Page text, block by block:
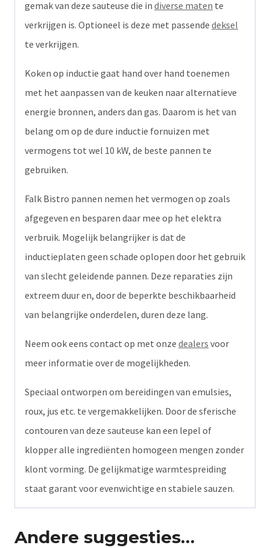
gemak van deze sauteuse die in diverse maten te
verkrijgen is. Optioneel is deze met passende deksel
te verkrijgen.
Koken op inductie gaat hand over hand toenemen
met het aanpassen van de keuken naar alternatieve
energie bronnen, anders dan gas. Daarom is het van
belang om op de dure inductie fornuizen met
vermogens tot wel 10 kW, de beste pannen te
gebruiken.
Falk Bistro pannen nemen het vermogen op zoals
afgegeven en besparen daar mee op het elektra
verbruik. Mogelijk belangrijker is dat de
inductieplaten geen schade oplopen door het gebruik
van slecht geleidende pannen. Deze reparaties zijn
extreem duur en, door de beperkte beschikbaarheid
van belangrijke onderdelen, duren deze lang.
Neem ook eens contact op met onze dealers voor
meer informatie over de mogelijkheden.
Speciaal ontworpen om bereidingen van emulsies,
roux, jus etc. te vergemakkelijken. Door de sferische
contouren van deze sauteuse kan een lepel of
klopper alle ingrediënten homogeen mengen zonder
klont vorming. De gelijkmatige warmtespreiding
staat garant voor evenwichtige en stabiele sauzen.
Andere suggesties…